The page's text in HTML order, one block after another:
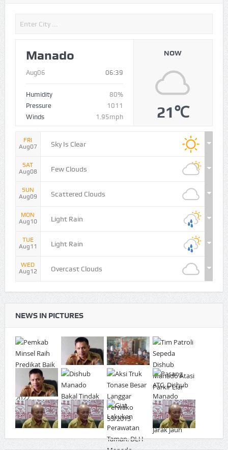
Manado
Aug06 06:39
Humidity
80%
Pressure
1011
Winds
1.95mph
NOW
21℃
FRI
Aug07
Sky Is Clear
SAT
Aug08
Few Clouds
SUN
Aug09
Scattered Clouds
MON
Aug10
Light Rain
TUE
Aug11
Light Rain
WED
Aug12
Overcast Clouds
NEWS IN PICTURES